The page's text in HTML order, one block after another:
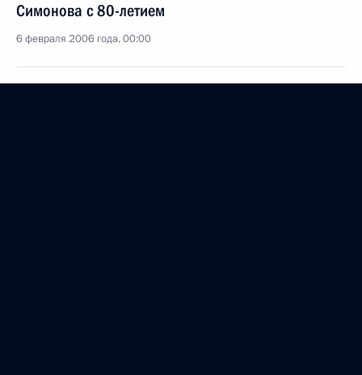
Симонова с 80-летием
6 февраля 2006 года, 00:00